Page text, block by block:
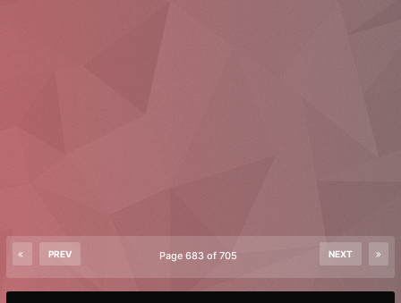
PREV NEXT
Page 683 of 705